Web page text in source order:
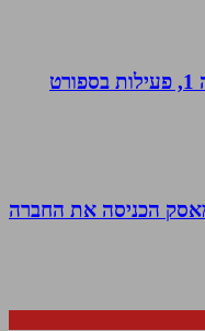
בי.ווי.די / בוחנת הצטרפות לפורמולה 1, פעילות בספורט
הכניסה את החברה